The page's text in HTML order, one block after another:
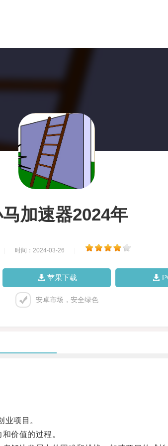
加速器2024年
时间：2024-03-26
苹果下载
安卓市场，安全绿色
项目。
价值的过程。